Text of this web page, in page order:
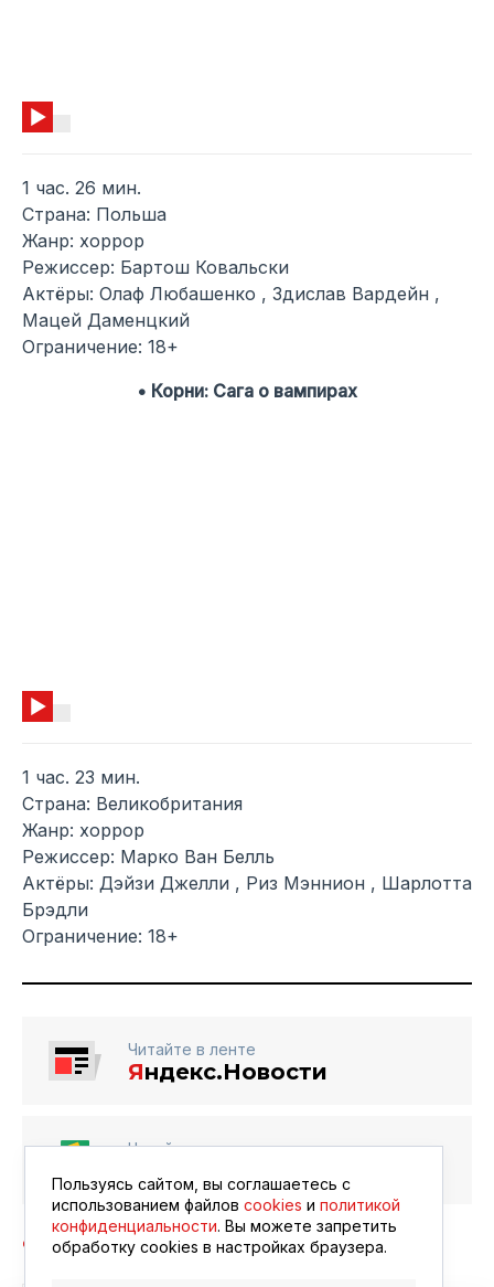
1 час. 26 мин.
Страна: Польша
Жанр: хоррор
Режиссер: Бартош Ковальски
Актёры: Олаф Любашенко , Здислав Вардейн ,
Мацей Даменцкий
Ограничение: 18+
• Корни: Сага о вампирах
1 час. 23 мин.
Страна: Великобритания
Жанр: хоррор
Режиссер: Марко Ван Белль
Актёры: Дэйзи Джелли , Риз Мэннион , Шарлотта
Брэдли
Ограничение: 18+
Читайте в ленте
Яндекс.Новости
Читайте в ленте
Пользуясь сайтом, вы соглашаетесь с
использованием файлов cookies и политикой
конфиденциальности. Вы можете запретить
обработку сookies в настройках браузера.